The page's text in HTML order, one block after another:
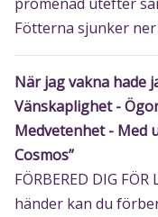
Fötterna sjunker
När jag vakna hade
Vänskaplighet -
Medvetenhet - Med
Cosmos”
FÖRBERED DIG
händer kan du